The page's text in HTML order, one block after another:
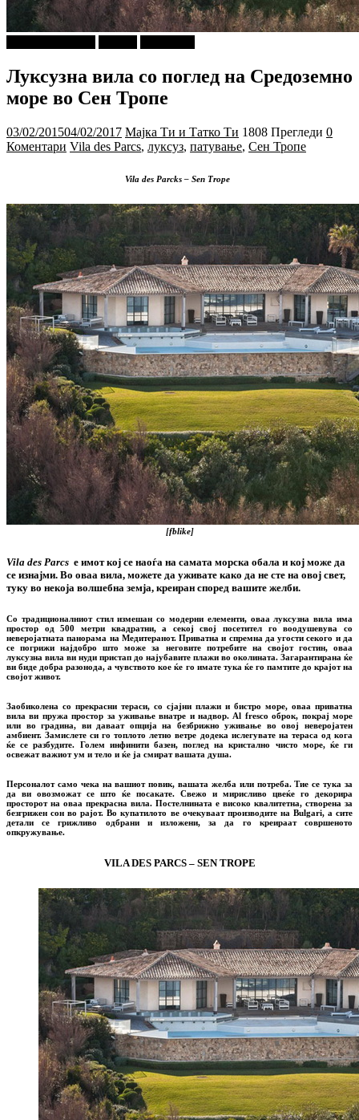
Луксузна вила со поглед на Средоземно
море во Сен Тропе
03/02/201504/02/2017 Мајка Ти и Татко Ти 1808 Прегледи 0
Коментари Vila des Parcs, луксуз, патување, Сен Тропе
Vila des Parcks – Sen Trope
[fblike]
Vila des Parcs е имот кој се наоѓа на самата морска обала и кој може да
се изнајми. Во оваа вила, можете да уживате како да не сте на овој свет,
туку во некоја волшебна земја, креиран според вашите желби.
Со традиционалниот стил измешан со модерни елементи, оваа луксузна вила има
простор од 500 метри квадратни, а секој свој посетител го воодушевува со
неверојатната панорама на Медитеранот. Приватна и спремна да угости секого и да
се погрижи најдобро што може за неговите потребите на својот гостин, оваа
луксузна вила ви нуди пристап до најубавите плажи во околината. Загарантирана ќе
ви биде добра разонода, а чувството кое ќе го имате тука ќе го памтите до крајот на
својот живот.
Заобиколена со прекрасни тераси, со сјајни плажи и бистро море, оваа приватна
вила ви пружа простор за уживање внатре и надвор. Al fresco оброк, покрај море
или во градина, ви даваат опција на безбрижно уживање во овој неверојатен
амбиент. Замислете си го топлото летно ветре додека ислегувате на тераса од кога
ќе се разбудите. Голем инфинити базен, поглед на кристално чисто море, ќе ги
освежат важиот ум и тело и ќе ја смират вашата душа.
Персоналот само чека на вашиот повик, вашата желба или потреба. Тие се тука за
да ви овозможат се што ќе посакате. Свежо и мирисливо цвеќе го декорира
просторот на оваа прекрасна вила. Постелнината е високо квалитетна, створена за
безгрижен сон во рајот. Во купатилото ве очекуваат производите на Bulgari, а сите
детали се грижливо одбрани и изложени, за да го креираат совршеното
опкружување.
VILA DES PARCS – SEN TROPE